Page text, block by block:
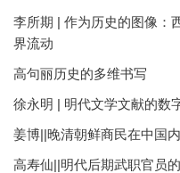
李所期 | 作为历史的图像：
界流动
高句丽历史的多维书写
徐永明 | 明代文学文献的数
姜博||晚清朝鲜商民在中国
高寿仙||明代后期武职官员